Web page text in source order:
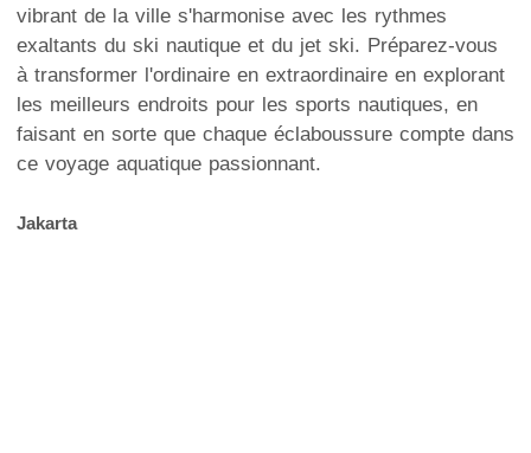
vibrant de la ville s'harmonise avec les rythmes
exaltants du ski nautique et du jet ski. Préparez-vous
à transformer l'ordinaire en extraordinaire en explorant
les meilleurs endroits pour les sports nautiques, en
faisant en sorte que chaque éclaboussure compte dans
ce voyage aquatique passionnant.
Jakarta